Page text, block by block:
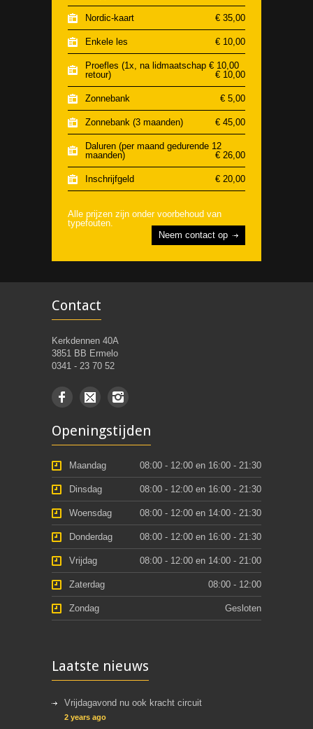
Nordic-kaart € 35,00
Enkele les € 10,00
Proefles (1x, na lidmaatschap € 10,00
retour)
€ 10,00
Zonnebank € 5,00
Zonnebank (3 maanden) € 45,00
Daluren (per maand gedurende 12
maanden)
€ 26,00
Inschrijfgeld € 20,00
Alle prijzen zijn onder voorbehoud van
typefouten.
Neem contact op
Contact
Kerkdennen 40A
3851 BB Ermelo
0341 - 23 70 52
Openingstijden
Maandag 08:00 - 12:00 en 16:00 - 21:30
Dinsdag 08:00 - 12:00 en 16:00 - 21:30
Woensdag 08:00 - 12:00 en 14:00 - 21:30
Donderdag 08:00 - 12:00 en 16:00 - 21:30
Vrijdag 08:00 - 12:00 en 14:00 - 21:00
Zaterdag 08:00 - 12:00
Zondag Gesloten
Laatste nieuws
Vrijdagavond nu ook kracht circuit
2 years ago